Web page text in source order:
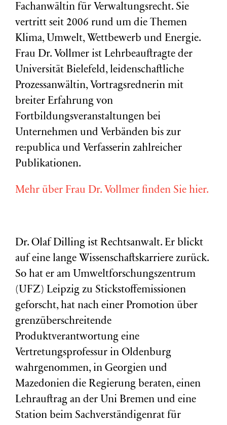
Fachanwältin für Verwaltungsrecht. Sie
vertritt seit 2006 rund um die Themen
Klima, Umwelt, Wettbewerb und Energie.
Frau Dr. Vollmer ist Lehrbeauftragte der
Universität Bielefeld, leidenschaftliche
Prozessanwältin, Vortragsrednerin mit
breiter Erfahrung von
Fortbildungsveranstaltungen bei
Unternehmen und Verbänden bis zur
re:publica und Verfasserin zahlreicher
Publikationen.
Mehr über Frau Dr. Vollmer finden Sie hier.
Dr. Olaf Dilling ist Rechtsanwalt. Er blickt
auf eine lange Wissenschaftskarriere zurück.
So hat er am Umweltforschungszentrum
(UFZ) Leipzig zu Stickstoffemissionen
geforscht, hat nach einer Promotion über
grenzüberschreitende
Produktverantwortung eine
Vertretungsprofessur in Oldenburg
wahrgenommen, in Georgien und
Mazedonien die Regierung beraten, einen
Lehrauftrag an der Uni Bremen und eine
Station beim Sachverständigenrat für